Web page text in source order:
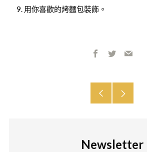
用你喜歡的烤麵包裝飾。
Facebook
TwitterEmail
Older
Newsletter